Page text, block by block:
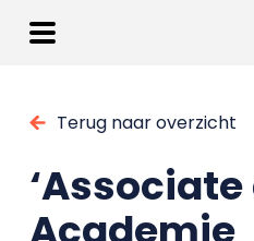
Terug naar overzicht